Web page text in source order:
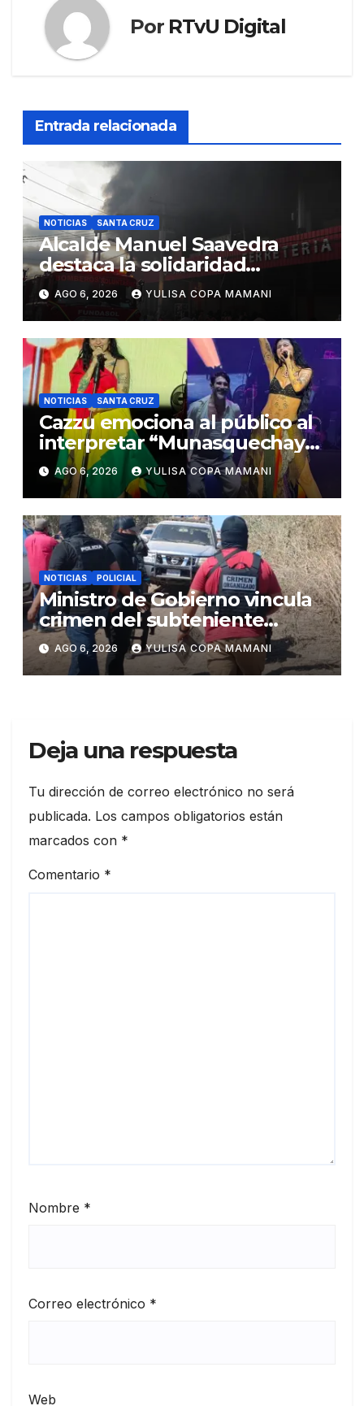
Por RTvU Digital
Entrada relacionada
NOTICIAS SANTA CRUZ
Alcalde Manuel Saavedra
destaca la solidaridad
durante la emergencia en
Barrio Lindo
AGO 6, 2026 YULISA COPA MAMANI
NOTICIAS SANTA CRUZ
Cazzu emociona al público al
interpretar “Munasquechay”
en su concierto en Santa Cruz
AGO 6, 2026 YULISA COPA MAMANI
NOTICIAS POLICIAL
Ministro de Gobierno vincula
crimen del subteniente
Salazar con la red de
Sebastián Marset
AGO 6, 2026 YULISA COPA MAMANI
Deja una respuesta
Tu dirección de correo electrónico no será
publicada. Los campos obligatorios están
marcados con *
Comentario *
Nombre *
Correo electrónico *
Web